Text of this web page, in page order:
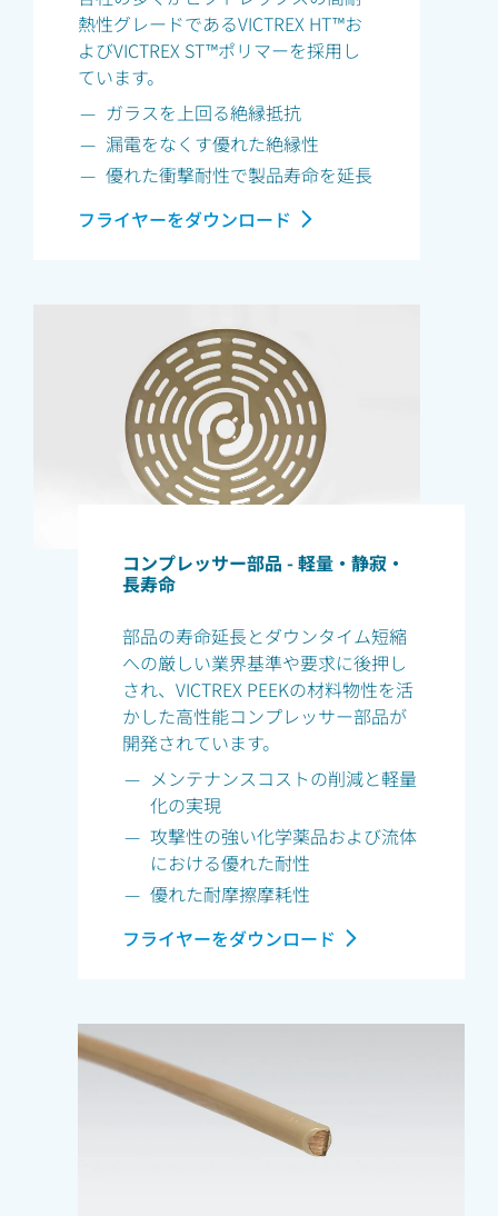
熱性グレードであるVICTREX HT™お
よびVICTREX ST™ポリマーを採用し
ています。
ガラスを上回る絶縁抵抗
漏電をなくす優れた絶縁性
優れた衝撃耐性で製品寿命を延長
フライヤーをダウンロード
コンプレッサー部品 - 軽量・静寂・
長寿命
部品の寿命延長とダウンタイム短縮
への厳しい業界基準や要求に後押し
され、VICTREX PEEKの材料物性を活
かした高性能コンプレッサー部品が
開発されています。
メンテナンスコストの削減と軽量
化の実現
攻撃性の強い化学薬品および流体
における優れた耐性
優れた耐摩擦摩耗性
フライヤーをダウンロード